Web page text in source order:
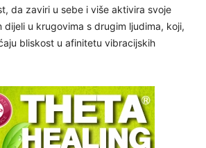
da zaviri u sebe i više aktivira svoje
dijeli u krugovima s drugim ljudima, koji,
bliskost u afinitetu vibracijskih